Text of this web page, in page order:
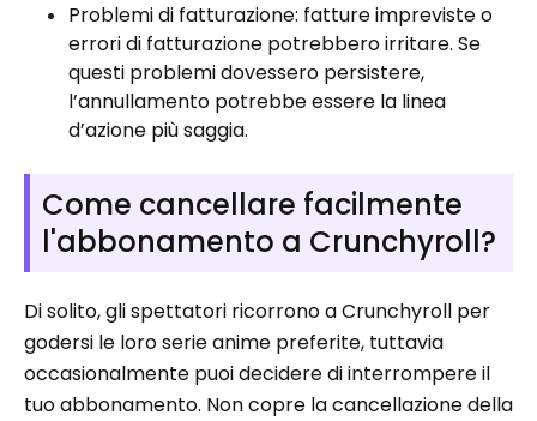
Problemi di fatturazione: fatture impreviste o
errori di fatturazione potrebbero irritare. Se
questi problemi dovessero persistere,
l’annullamento potrebbe essere la linea
d’azione più saggia.
Come cancellare facilmente
l'abbonamento a Crunchyroll?
Di solito, gli spettatori ricorrono a Crunchyroll per
godersi le loro serie anime preferite, tuttavia
occasionalmente puoi decidere di interrompere il
tuo abbonamento. Non copre la cancellazione della